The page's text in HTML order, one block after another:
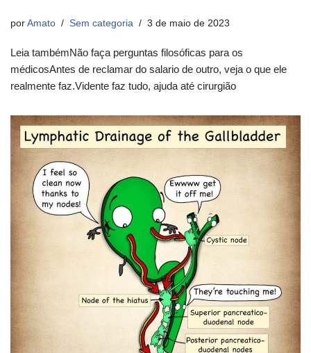
por Amato Sem categoria 3 de maio de 2023
Leia tambémNão faça perguntas filosóficas para os
médicosAntes de reclamar do salario de outro, veja o que ele
realmente faz.Vidente faz tudo, ajuda até cirurgião